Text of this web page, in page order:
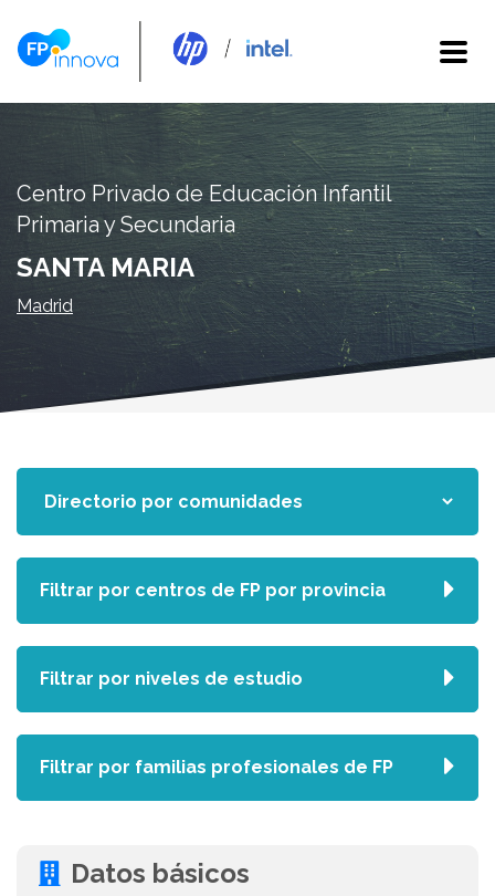
Centro Privado de Educación Infantil
Primaria y Secundaria
SANTA MARIA
Madrid
Datos básicos
Filtrar por centros de FP por provincia
Filtrar por niveles de estudio
Filtrar por familias profesionales de FP